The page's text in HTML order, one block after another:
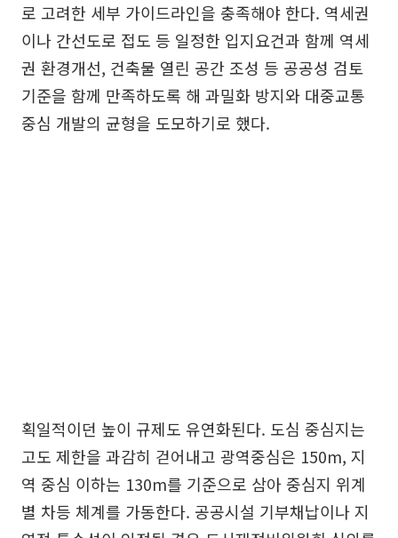
로 고려한 세부 가이드라인을 충족해야 한다. 역세권
이나 간선도로 접도 등 일정한 입지요건과 함께 역세
권 환경개선, 건축물 열린 공간 조성 등 공공성 검토
기준을 함께 만족하도록 해 과밀화 방지와 대중교통
중심 개발의 균형을 도모하기로 했다.
획일적이던 높이 규제도 유연화된다. 도심 중심지는
고도 제한을 과감히 걷어내고 광역중심은 150m, 지
역 중심 이하는 130m를 기준으로 삼아 중심지 위계
별 차등 체계를 가동한다. 공공시설 기부채납이나 지